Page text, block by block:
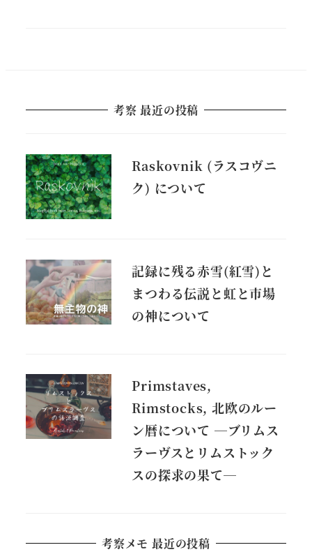
考察 最近の投稿
Raskovnik (ラスコヴニ
ク) について
記録に残る赤雪(紅雪)と
まつわる伝説と虹と市場
の神について
Primstaves,
Rimstocks, 北欧のルー
ン暦について ―ブリムス
ラーヴスとリムストック
スの探求の果て―
考察メモ 最近の投稿